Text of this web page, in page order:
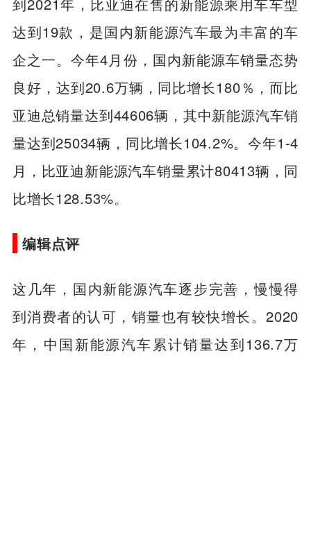
达到19款，是国内新能源汽车最为丰富的车
企之一。今年4月份，国内新能源车销量态势
良好，达到20.6万辆，同比增长180％，而比
亚迪总销量达到44606辆，其中新能源汽车销
量达到25034辆，同比增长104.2%。今年1-4
月，比亚迪新能源汽车销量累计80413辆，同
比增长128.53%。
编辑点评
这几年，国内新能源汽车逐步完善，慢慢得
到消费者的认可，销量也有较快增长。2020
年，中国新能源汽车累计销量达到136.7万